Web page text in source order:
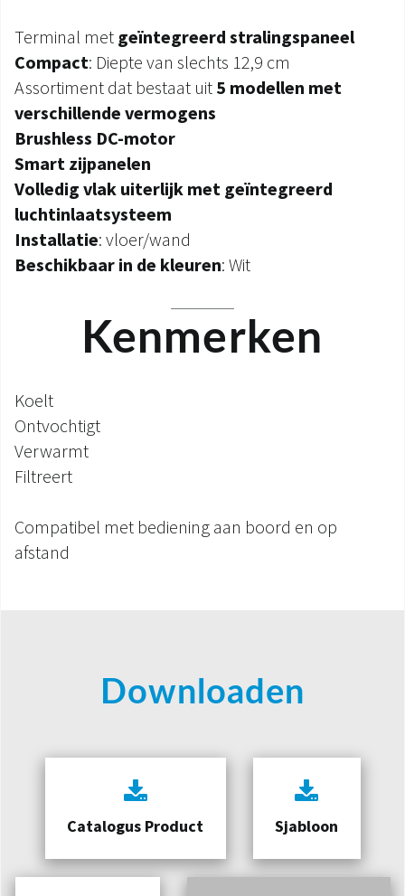
Terminal met geïntegreerd stralingspaneel
Compact: Diepte van slechts 12,9 cm
Assortiment dat bestaat uit 5 modellen met
verschillende vermogens
Brushless DC-motor
Smart zijpanelen
Volledig vlak uiterlijk met geïntegreerd
luchtinlaatsysteem
Installatie: vloer/wand
Beschikbaar in de kleuren: Wit
Kenmerken
Koelt
Ontvochtigt
Verwarmt
Filtreert
Compatibel met bediening aan boord en op
afstand
Downloaden
Catalogus Product Sjabloon